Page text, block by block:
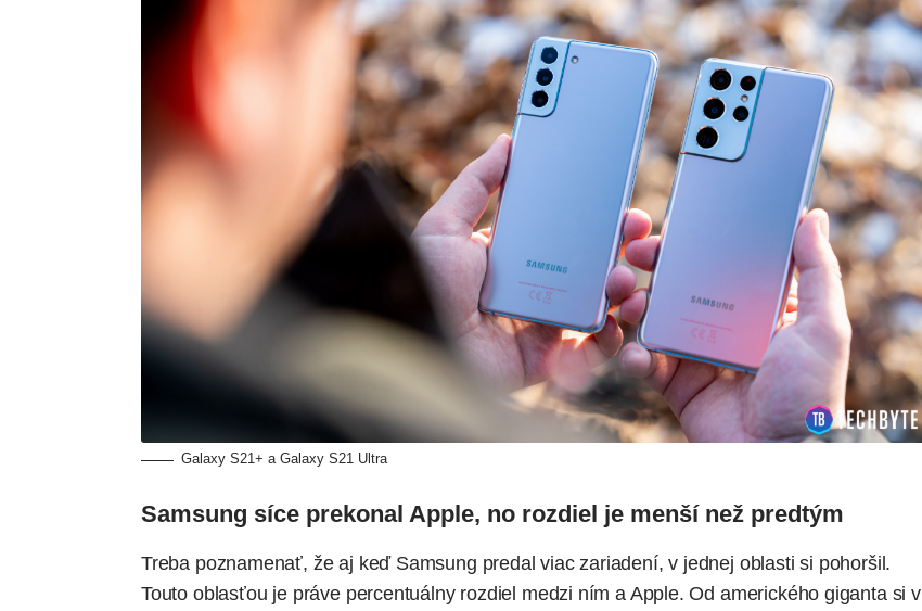
Galaxy S21+ a Galaxy S21 Ultra
Samsung síce prekonal Apple, no rozdiel je menší než predtým
Treba poznamenať, že aj keď Samsung predal viac zariadení, v jednej oblasti si pohoršil.
Touto oblasťou je práve percentuálny rozdiel medzi ním a Apple. Od amerického giganta si v